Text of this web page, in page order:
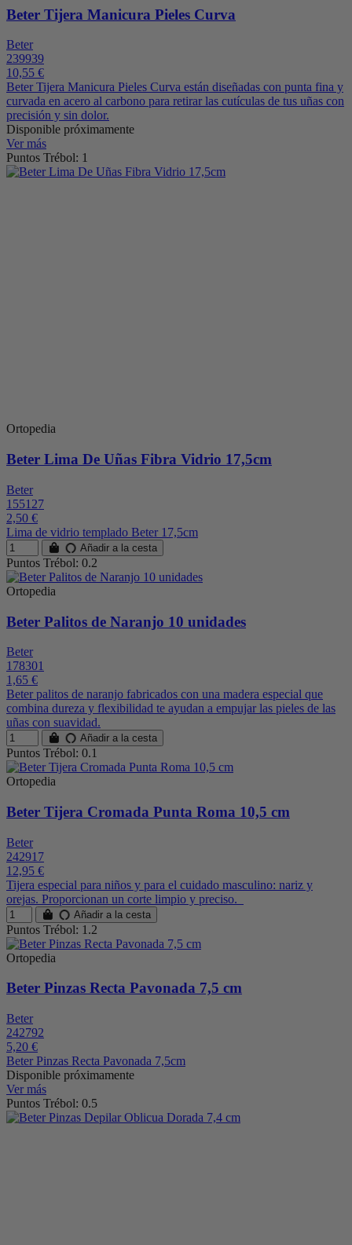
Beter Tijera Manicura Pieles Curva
Beter
239939
10,55 €
Beter Tijera Manicura Pieles Curva están diseñadas con punta fina y
curvada en acero al carbono para retirar las cutículas de tus uñas con
precisión y sin dolor.
Disponible próximamente
Ver más
Puntos Trébol: 1
Ortopedia
Beter Lima De Uñas Fibra Vidrio 17,5cm
Beter
155127
2,50 €
Lima de vidrio templado Beter 17,5cm
Añadir a la cesta
Puntos Trébol: 0.2
Ortopedia
Beter Palitos de Naranjo 10 unidades
Beter
178301
1,65 €
Beter palitos de naranjo fabricados con una madera especial que
combina dureza y flexibilidad te ayudan a empujar las pieles de las
uñas con suavidad.
Añadir a la cesta
Puntos Trébol: 0.1
Ortopedia
Beter Tijera Cromada Punta Roma 10,5 cm
Beter
242917
12,95 €
Tijera especial para niños y para el cuidado masculino: nariz y
orejas. Proporcionan un corte limpio y preciso.
Añadir a la cesta
Puntos Trébol: 1.2
Ortopedia
Beter Pinzas Recta Pavonada 7,5 cm
Beter
242792
5,20 €
Beter Pinzas Recta Pavonada 7,5cm
Disponible próximamente
Ver más
Puntos Trébol: 0.5